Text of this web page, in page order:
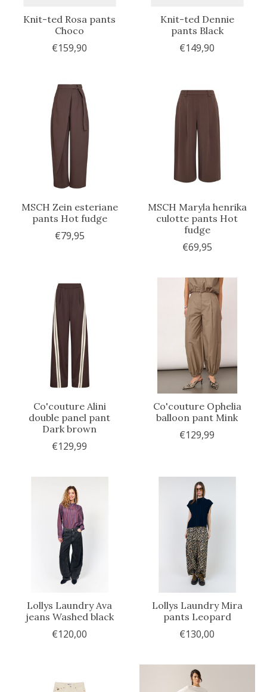
Knit-ted Rosa pants
Choco
€159,90
Knit-ted Dennie
pants Black
€149,90
MSCH Zein esteriane
pants Hot fudge
€79,95
MSCH Maryla henrika
culotte pants Hot
fudge
€69,95
Co'couture Alini
double panel pant
Dark brown
€129,99
Co'couture Ophelia
balloon pant Mink
€129,99
Lollys Laundry Ava
jeans Washed black
€120,00
Lollys Laundry Mira
pants Leopard
€130,00